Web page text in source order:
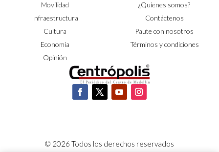
Movilidad
Infraestructura
Cultura
Economía
Opinión
¿Quíenes somos?
Contáctenos
Paute con nosotros
Términos y condiciones
© 2026 Todos los derechos reservados